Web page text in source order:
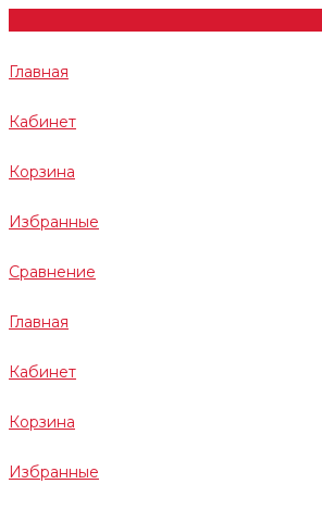
Главная
Кабинет
Корзина
Избранные
Сравнение
Главная
Кабинет
Корзина
Избранные